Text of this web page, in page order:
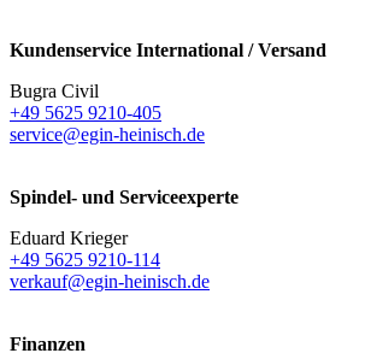
Kundenservice International / Versand
Bugra Civil
+49 5625 9210-405
service@egin-heinisch.de
Spindel- und Serviceexperte
Eduard Krieger
+49 5625 9210-114
verkauf@egin-heinisch.de
Finanzen